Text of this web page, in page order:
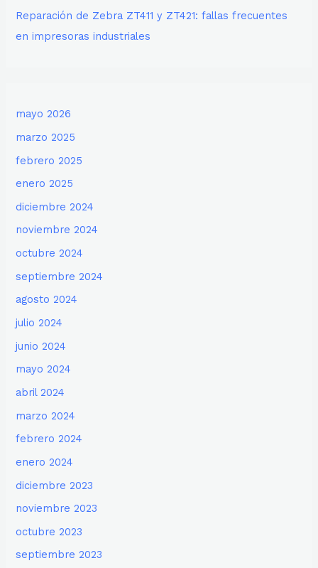
Reparación de Zebra ZT411 y ZT421: fallas frecuentes
en impresoras industriales
mayo 2026
marzo 2025
febrero 2025
enero 2025
diciembre 2024
noviembre 2024
octubre 2024
septiembre 2024
agosto 2024
julio 2024
junio 2024
mayo 2024
abril 2024
marzo 2024
febrero 2024
enero 2024
diciembre 2023
noviembre 2023
octubre 2023
septiembre 2023